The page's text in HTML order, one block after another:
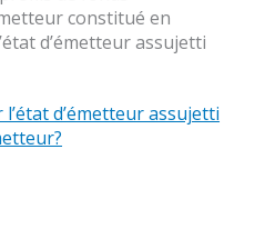
constitué en
d’émetteur assujetti
d’émetteur assujetti